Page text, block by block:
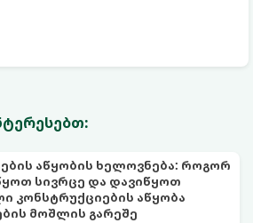
აწყობის ხელოვნება: როგორ
სივრცე და დავიწყოთ
კონსტრუქციების აწყობა
მოშლის გარეშე